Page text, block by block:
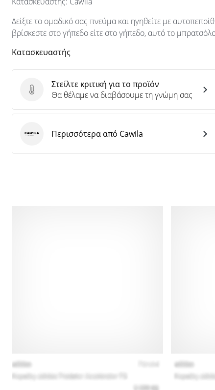
Δείξτε το ομαδικό σας πνεύμα και ηγηθείτε με
βρίσκεστε στο γήπεδο είτε στο γήπεδο, αυτό το
Κατασκευαστής
Στείλτε κριτική για το προϊόν
Στείλτε κριτική για το προϊόν
Θα θέλαμε να διαβάσουμε τη γνώμη σας
CawilaΠερισσότερα από Cawila